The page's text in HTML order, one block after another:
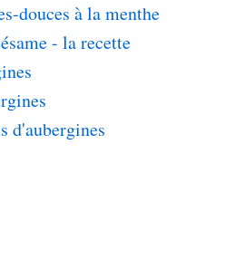
douces à la menthe
- la recette
d'aubergines